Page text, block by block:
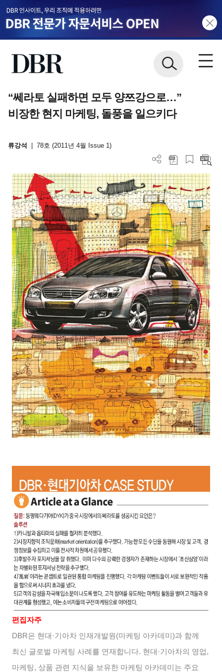
“쎄라토 실패하면 모두 양쯔강으로…”
비장한 현지 마케팅, 돌풍을 일으키다
류강석 78호 (2011년 4월 Issue 1)
편집자주
DBR은 현대·기아차 인재개발원(마케팅 아카데미)과 함께
최신 글로벌 마케팅 사례를 연재합니다. 현대·기아차의 영업,
마케팅, 상품 관련 지식을 보유한 마케팅 아카데미는 주요